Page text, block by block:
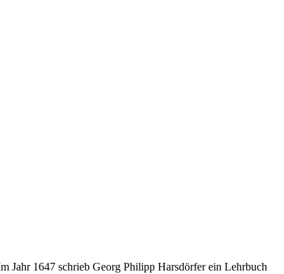
1647 schrieb Georg Philipp Harsdörfer ein Lehrbuch